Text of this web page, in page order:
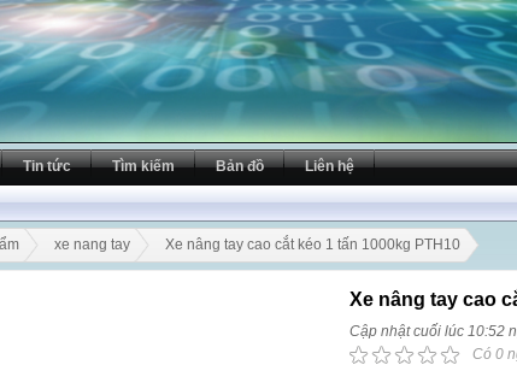
Tin tức Tìm kiếm Bản đồ Liên hệ
xe nang tay Xe nâng tay cao cắt kéo 1 tấn 1000kg PTH10
Xe nâng tay cao
Cập nhật cuối lúc 10:52
Có 0